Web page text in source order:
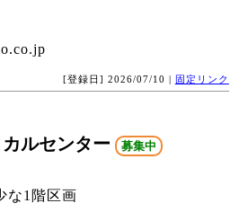
[登録日] 2026/07/10 | 固定リンク
ルセンター 募集中
な1階区画